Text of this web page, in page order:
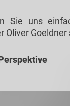
Sie uns
Oliver